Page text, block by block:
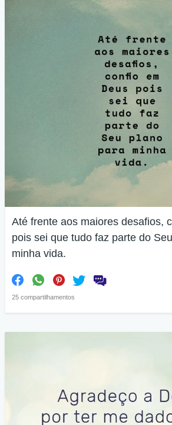
Até frente aos maiores desafios,
pois sei que tudo faz parte do
minha vida.
25 compartilhamentos